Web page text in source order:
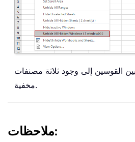
القوسين إلى وجود ثلاثة مصنفات
مخفية.
ملاحظات: